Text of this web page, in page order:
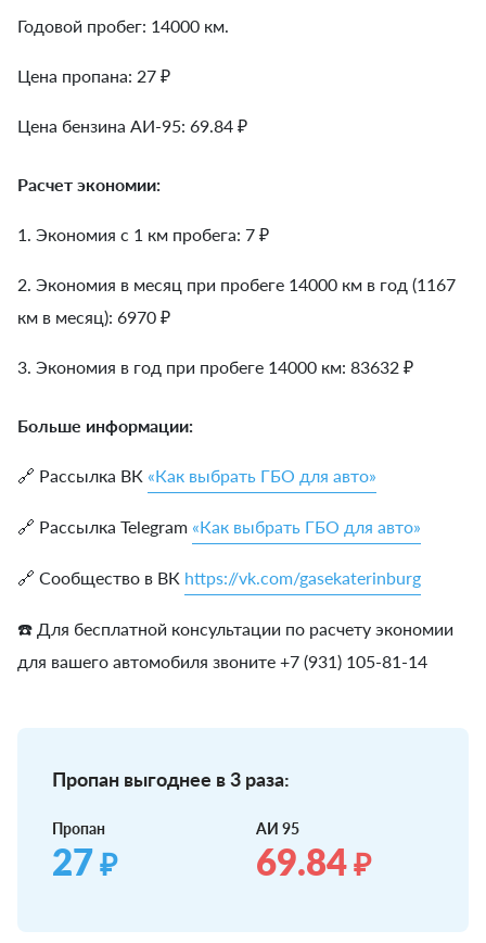
Годовой пробег: 14000 км.
Цена пропана: 27 ₽
Цена бензина АИ-95: 69.84 ₽
Расчет экономии:
1. Экономия с 1 км пробега: 7 ₽
2. Экономия в месяц при пробеге 14000 км в год (1167
км в месяц): 6970 ₽
3. Экономия в год при пробеге 14000 км: 83632 ₽
Больше информации:
🔗 Рассылка ВК «Как выбрать ГБО для авто»
🔗 Рассылка Telegram «Как выбрать ГБО для авто»
🔗 Сообщество в ВК https://vk.com/gasekaterinburg
☎️ Для бесплатной консультации по расчету экономии
для вашего автомобиля звоните +7 (931) 105-81-14
Пропан выгоднее в 3 раза:
Пропан
27₽
АИ 95
69.84₽